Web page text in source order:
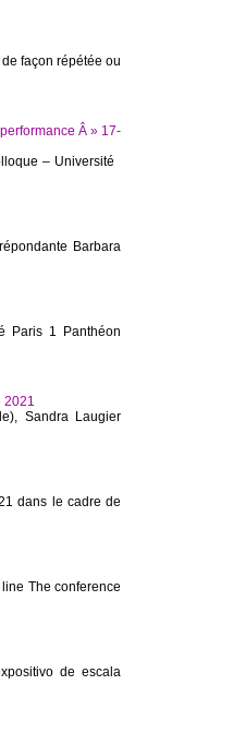
façon répétée ou
Â » 17-
– Université
Barbara
Paris 1 Panthéon
2021
Sandra Laugier
dans le cadre de
The conference
de escala